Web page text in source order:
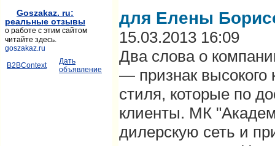
для Елены
15.03.2013 16:09
Два слова о
— признак высокого
стиля, которые по
клиенты. МК
дилерскую сеть и
Goszakaz. ru:
реальные отзывы
о работе с этим сайтом
читайте здесь.
goszakaz.ru
B2BContext
Дать
объявление